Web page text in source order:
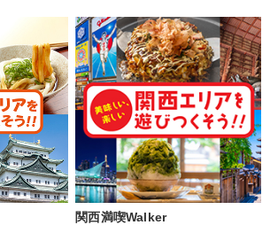
関西満喫Walker